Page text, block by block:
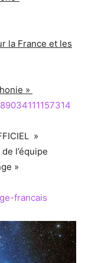
la France et les
»
»
de l’équipe
»
francais